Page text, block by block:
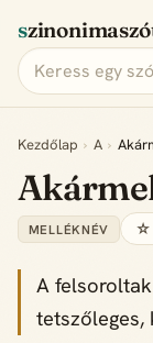
Kezdőlap › A ›
MELLÉKNÉV ☆
A